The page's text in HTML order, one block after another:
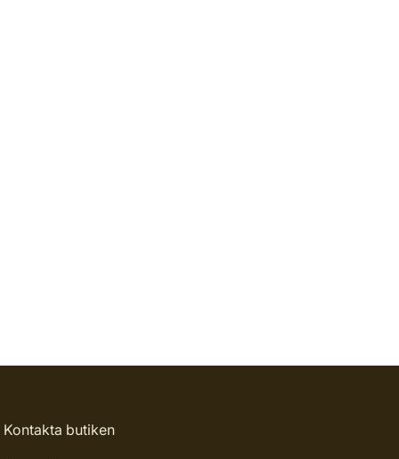
Kontakta butiken